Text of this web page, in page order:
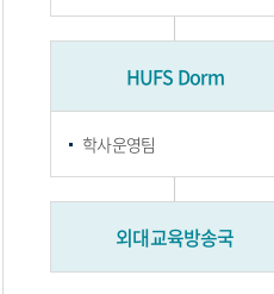
HUFS Dorm
학사운영팀
외대교육방송국